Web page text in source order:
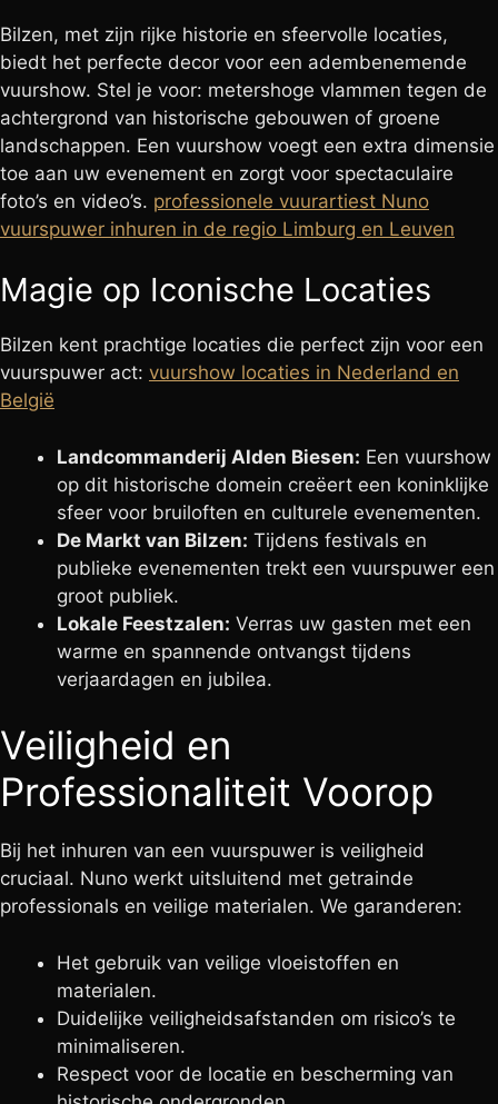
Bilzen, met zijn rijke historie en sfeervolle locaties,
biedt het perfecte decor voor een adembenemende
vuurshow. Stel je voor: metershoge vlammen tegen de
achtergrond van historische gebouwen of groene
landschappen. Een vuurshow voegt een extra dimensie
toe aan uw evenement en zorgt voor spectaculaire
foto’s en video’s. professionele vuurartiest Nuno
vuurspuwer inhuren in de regio Limburg en Leuven
Magie op Iconische Locaties
Bilzen kent prachtige locaties die perfect zijn voor een
vuurspuwer act: vuurshow locaties in Nederland en
België
Landcommanderij Alden Biesen: Een vuurshow
op dit historische domein creëert een koninklijke
sfeer voor bruiloften en culturele evenementen.
De Markt van Bilzen: Tijdens festivals en
publieke evenementen trekt een vuurspuwer een
groot publiek.
Lokale Feestzalen: Verras uw gasten met een
warme en spannende ontvangst tijdens
verjaardagen en jubilea.
Veiligheid en
Professionaliteit Voorop
Bij het inhuren van een vuurspuwer is veiligheid
cruciaal. Nuno werkt uitsluitend met getrainde
professionals en veilige materialen. We garanderen:
Het gebruik van veilige vloeistoffen en
materialen.
Duidelijke veiligheidsafstanden om risico’s te
minimaliseren.
Respect voor de locatie en bescherming van